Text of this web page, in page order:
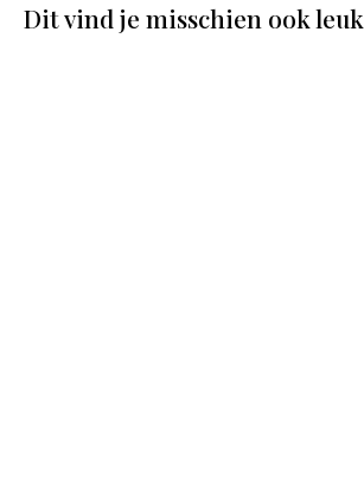
Dit vind je misschien ook leuk